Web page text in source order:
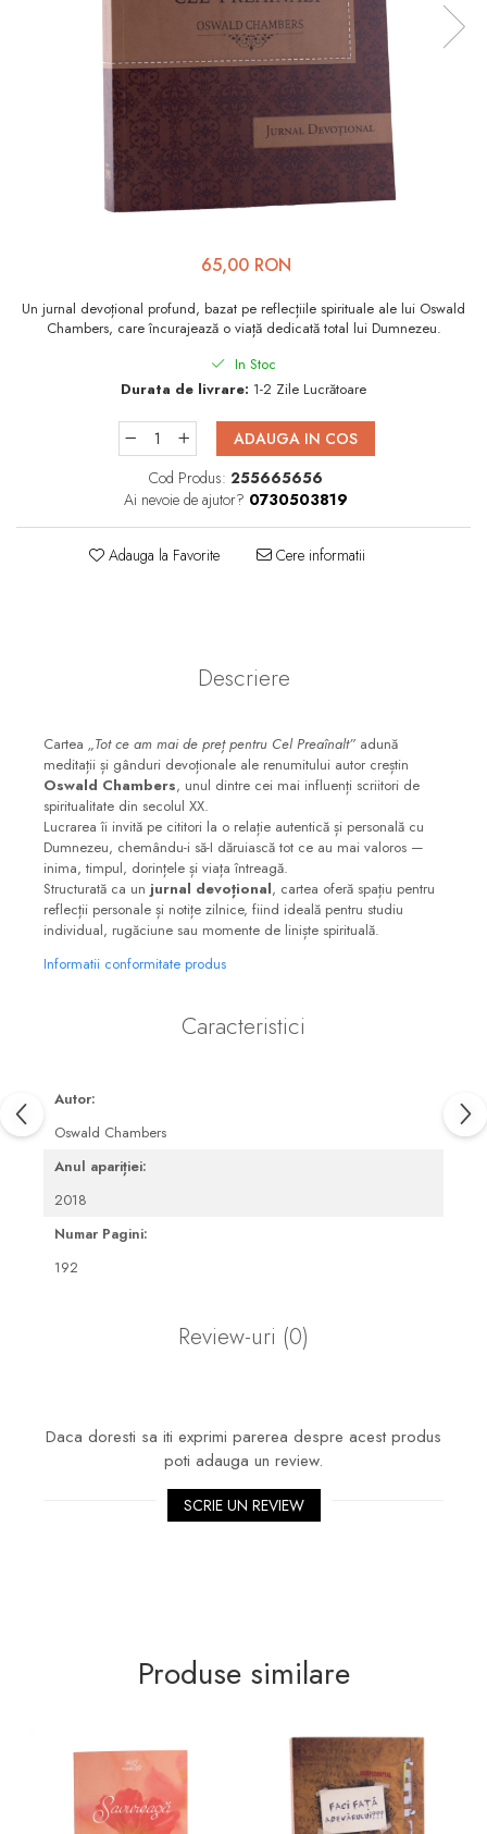
Prietenie, Logodnă și
Cărți de Colorat
Adolescenți și Tineri
Păstorirea Bisericii
Conducerea și Păstorirea
Lucrarea cu Copiii și Tinerii
Grupuri Mici
Devoționale/Meditații
Finanțe
Romane, Nuvele și Povestiri
Biografii
Reviste
Poezii
65,00 RON
Un jurnal devoțional profund, bazat pe reflecțiile spirituale ale lui Oswald
Chambers, care încurajează o viață dedicată total lui Dumnezeu.
In Stoc
Durata de livrare: 1-2 Zile Lucrătoare
ADAUGA IN COS
Cod Produs: 255665656
Ai nevoie de ajutor? 0730503819
Adauga la Favorite Cere informatii
Descriere
Cartea „Tot ce am mai de preț pentru Cel Preaînalt” adună
meditații și gânduri devoționale ale renumitului autor creștin
Oswald Chambers, unul dintre cei mai influenți scriitori de
spiritualitate din secolul XX.
Lucrarea îi invită pe cititori la o relație autentică și personală cu
Dumnezeu, chemându-i să-I dăruiască tot ce au mai valoros —
inima, timpul, dorințele și viața întreagă.
Structurată ca un jurnal devoțional, cartea oferă spațiu pentru
reflecții personale și notițe zilnice, fiind ideală pentru studiu
individual, rugăciune sau momente de liniște spirituală.
Informatii conformitate produs
Caracteristici
Autor:
Oswald Chambers
Anul apariției:
2018
Numar Pagini:
192
Review-uri (0)
Daca doresti sa iti exprimi parerea despre acest produs
poti adauga un review.
SCRIE UN REVIEW
Produse similare